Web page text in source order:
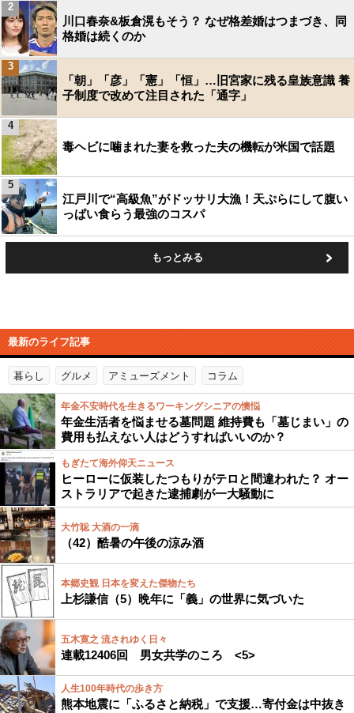
川口春奈&板倉滉もそう？ なぜ格差婚はつまづき、同
格婚は続くのか
2
「朝」「彦」「憲」「恒」…旧宮家に残る皇族意識 養
子制度で改めて注目された「通字」
3
毒ヘビに噛まれた妻を救った夫の機転が米国で話題
4
江戸川で“高級魚”がドッサリ大漁！天ぷらにして腹い
っぱい食らう最強のコスパ
5
もっとみる
最新のライフ記事
暮らし グルメ アミューズメント コラム
年金不安時代を生きるワーキングシニアの懊悩
年金生活者を悩ませる墓問題 維持費も「墓じまい」の
費用も払えない人はどうすればいいのか？
もぎたて海外仰天ニュース
ヒーローに仮装したつもりがテロと間違われた？ オー
ストラリアで起きた逮捕劇が一大騒動に
大竹聡 大酒の一滴
（42）酷暑の午後の涼み酒
本郷史観 日本を変えた傑物たち
上杉謙信（5）晩年に「義」の世界に気づいた
五木寛之 流されゆく日々
連載12406回 男女共学のころ <5>
人生100年時代の歩き方
熊本地震に「ふるさと納税」で支援…寄付金は中抜き